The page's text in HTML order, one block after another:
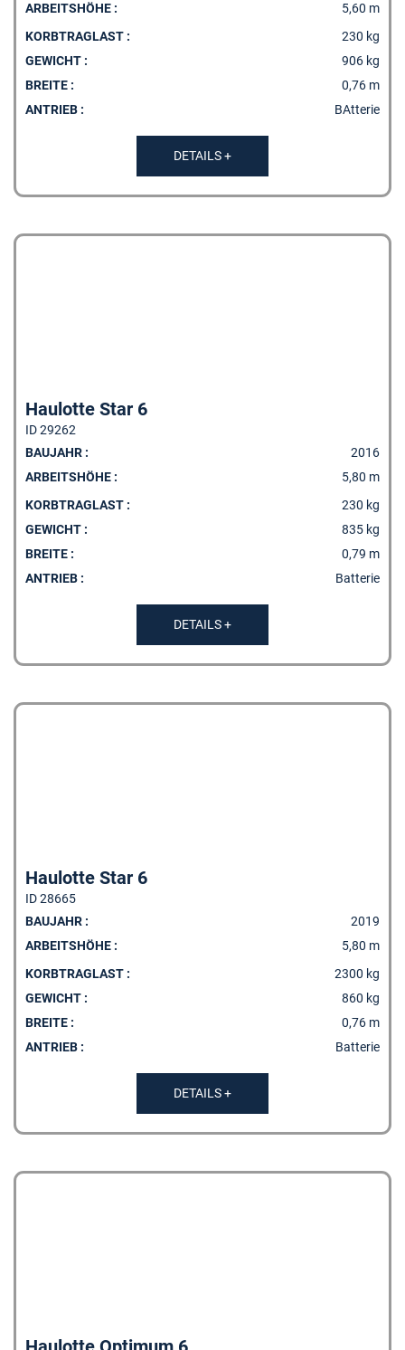
ARBEITSHÖHE :
5,60 m
KORBTRAGLAST :
230 kg
GEWICHT :
906 kg
BREITE :
0,76 m
ANTRIEB :
BAtterie
DETAILS +
Haulotte Star 6
ID 29262
BAUJAHR :
2016
ARBEITSHÖHE :
5,80 m
KORBTRAGLAST :
230 kg
GEWICHT :
835 kg
BREITE :
0,79 m
ANTRIEB :
Batterie
DETAILS +
Haulotte Star 6
ID 28665
BAUJAHR :
2019
ARBEITSHÖHE :
5,80 m
KORBTRAGLAST :
2300 kg
GEWICHT :
860 kg
BREITE :
0,76 m
ANTRIEB :
Batterie
DETAILS +